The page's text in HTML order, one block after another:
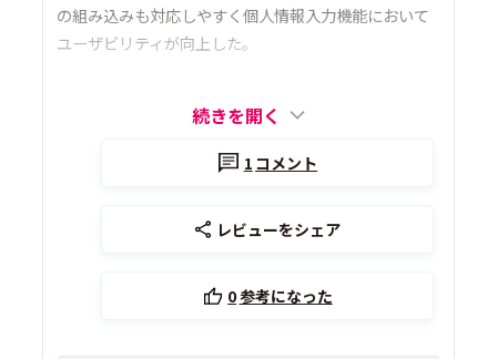
の組み込みも対応しやすく個人情報入力機能において
ユーザビリティが向上した。
続きを開く
1 コメント
レビューをシェア
0参考になった